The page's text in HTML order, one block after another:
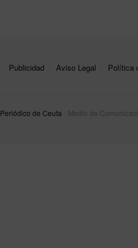
Publicidad Aviso Legal Política
de Ceuta - Medio de